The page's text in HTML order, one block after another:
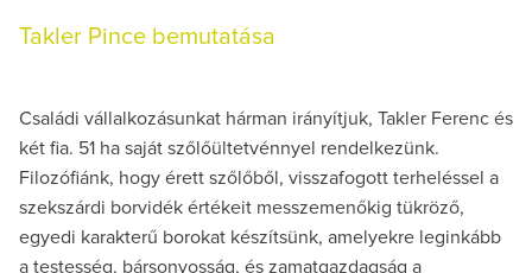
Takler Pince bemutatása
Családi vállalkozásunkat hárman irányítjuk, Takler Ferenc és
két fia. 51 ha saját szőlőültetvénnyel rendelkezünk.
Filozófiánk, hogy érett szőlőből, visszafogott terheléssel a
szekszárdi borvidék értékeit messzemenőkig tükröző,
egyedi karakterű borokat készítsünk, amelyekre leginkább
a testesség, bársonyosság, és zamatgazdagság a